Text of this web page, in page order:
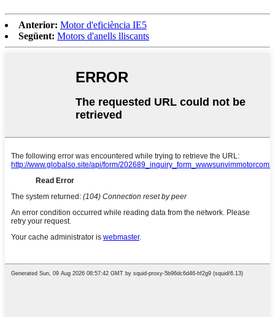
Anterior: Motor d'eficiència IE5
Següent: Motors d'anells lliscants